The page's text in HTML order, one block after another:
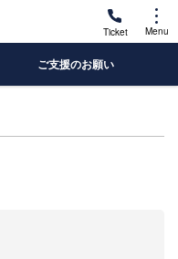
Ticket Menu
ご支援のお願い